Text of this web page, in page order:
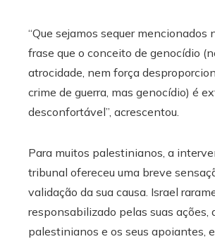
“Que sejamos sequer mencionados
frase que o conceito de genocídio
atrocidade, nem força
crime de guerra, mas genocídio) é
desconfortável”, acrescentou.
Para muitos palestinianos, a
tribunal ofereceu uma breve
validação da sua causa. Israel
responsabilizado pelas suas ações,
palestinianos e os seus apoiantes,